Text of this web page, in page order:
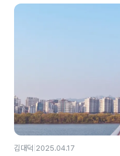
김대덕 2025.04.17